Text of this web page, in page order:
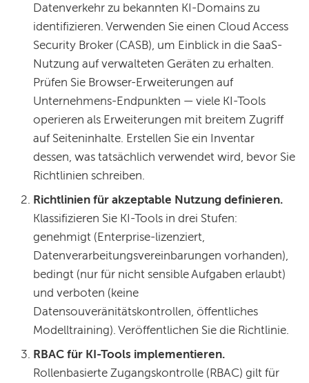
Datenverkehr zu bekannten KI-Domains zu
identifizieren. Verwenden Sie einen Cloud Access
Security Broker (CASB), um Einblick in die SaaS-
Nutzung auf verwalteten Geräten zu erhalten.
Prüfen Sie Browser-Erweiterungen auf
Unternehmens-Endpunkten — viele KI-Tools
operieren als Erweiterungen mit breitem Zugriff
auf Seiteninhalte. Erstellen Sie ein Inventar
dessen, was tatsächlich verwendet wird, bevor Sie
Richtlinien schreiben.
Richtlinien für akzeptable Nutzung definieren.
Klassifizieren Sie KI-Tools in drei Stufen:
genehmigt (Enterprise-lizenziert,
Datenverarbeitungsvereinbarungen vorhanden),
bedingt (nur für nicht sensible Aufgaben erlaubt)
und verboten (keine
Datensouveränitätskontrollen, öffentliches
Modelltraining). Veröffentlichen Sie die Richtlinie.
RBAC für KI-Tools implementieren.
Rollenbasierte Zugangskontrolle (RBAC) gilt für